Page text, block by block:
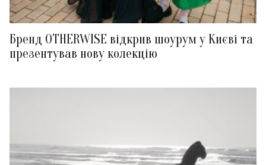
Бренд OTHERWISE відкрив шоурум у Києві та
презентував нову колекцію